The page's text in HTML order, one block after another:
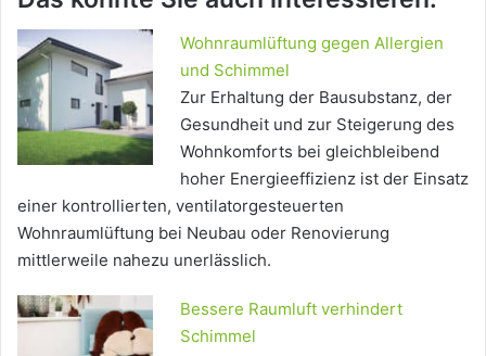
Wohnraumlüftung gegen Allergien
und Schimmel
Zur Erhaltung der Bausubstanz, der
Gesundheit und zur Steigerung des
Wohnkomforts bei gleichbleibend
hoher Energieeffizienz ist der Einsatz
einer kontrollierten, ventilatorgesteuerten
Wohnraumlüftung bei Neubau oder Renovierung
mittlerweile nahezu unerlässlich.
Bessere Raumluft verhindert
Schimmel